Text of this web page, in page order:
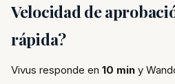
Velocidad de
rápida?
Vivus responde en 10 min y